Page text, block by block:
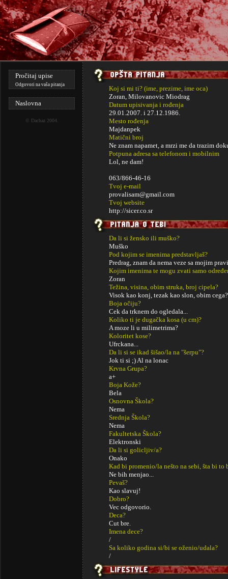
Pročitaj upise
Odgovori na vaša pitanja
Naslovna
© Dachaz2004.
Koj si mi ti? (ime, prezime, ime oca)
Zoran, Milovanovic Miodrag
Datum upisivanja i rođenja
29.01.2007. i 27.12.1986.
Mesto rođenja
Majdanpek
Matični broj
Ne znam napamet, a mrzi me da trazim
Potpuna adresa sa telefonom i mobilnim
Lol, ne dam!
063/866-46-16
Tvoj e-mail
provalisam@gmail.com
Tvoj website
http://sicer.co.sr
Da li si žensko ili muško?
Muško
Pod kojim se imenima predstavljaš?
Predrag, znam da nema veze sa mojim
Kojim imenima te mogu zvati samo
Zoran
Težina, visina, obim struka, broj cipela?
Visok kao konj, tezak kao slon, obim
Boja očiju?
Cek da trknem do ogledala...
Koliko ti je dugačka kosa (u cm)?
A moze li u milimetrima?
Koloritet kose?
Ufrckana...
Da li si se ikad šišao/la na "šerpu"?
Jok ti si ;) Al na lonac
Krvna Grupa?
a+
Boja Kože?
Bela
Osnovna Škola?
Nema
Srednja Škola?
Nema
Fakultetska Škola?
Elektronski
Da li si golicljiv/a?
Onako
Kad bi promenio/la nešto na sebi, šta bi to
Ne bih menjao...
Pevaš?
Kao slavuj!
Dobro?
Vec odgovorio.
Deca?
Cut bre.
Imena dece?
/
Sa koliko godina si/bi se oženio/udala?
/